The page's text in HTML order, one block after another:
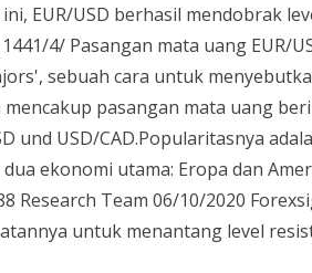
EUR/USD berhasil mendobrak
sebuah cara untuk
pasangan mata uang
und USD/CAD.Popularitasnya
ekonomi utama: Eropa dan
Research Team 06/10/2020
untuk menantang level